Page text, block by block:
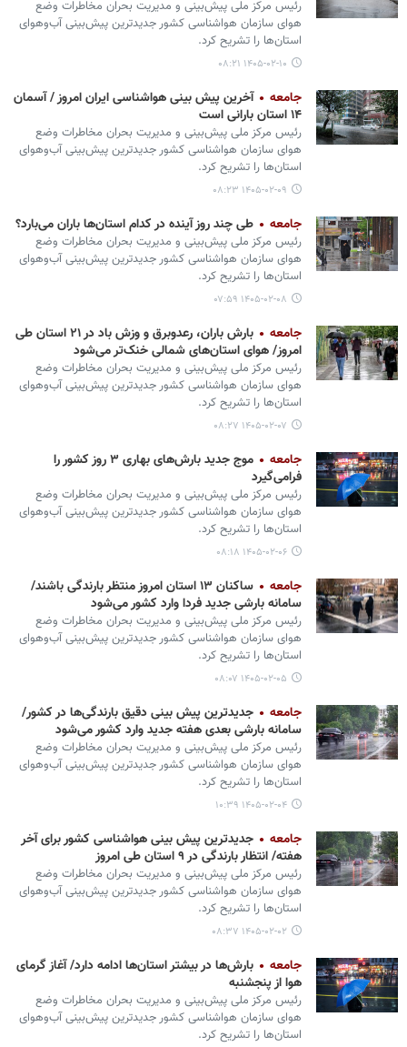
رئیس مرکز ملی پیش‌بینی و مدیریت بحران مخاطرات وضع
هوای سازمان هواشناسی کشور جدیدترین پیش‌بینی آب‌وهوای
استان‌ها را تشریح کرد.
۱۴۰۵-۰۲-۱۰ ۰۸:۲۱
جامعه
آخرین پیش بینی هواشناسی ایران امروز / آسمان
۱۴ استان بارانی است
رئیس مرکز ملی پیش‌بینی و مدیریت بحران مخاطرات وضع
هوای سازمان هواشناسی کشور جدیدترین پیش‌بینی آب‌وهوای
استان‌ها را تشریح کرد.
۱۴۰۵-۰۲-۰۹ ۰۸:۲۳
جامعه طی چند روز آینده در کدام استان‌ها باران می‌بارد؟
رئیس مرکز ملی پیش‌بینی و مدیریت بحران مخاطرات وضع
هوای سازمان هواشناسی کشور جدیدترین پیش‌بینی آب‌وهوای
استان‌ها را تشریح کرد.
۱۴۰۵-۰۲-۰۸ ۰۷:۵۹
جامعه
بارش باران، رعدوبرق و وزش باد در ۲۱ استان طی
امروز/ هوای استان‌های شمالی خنک‌تر می‌شود
رئیس مرکز ملی پیش‌بینی و مدیریت بحران مخاطرات وضع
هوای سازمان هواشناسی کشور جدیدترین پیش‌بینی آب‌وهوای
استان‌ها را تشریح کرد.
۱۴۰۵-۰۲-۰۷ ۰۸:۲۷
جامعه
موج جدید بارش‌های بهاری ۳ روز کشور را
فرامی‌گیرد
رئیس مرکز ملی پیش‌بینی و مدیریت بحران مخاطرات وضع
هوای سازمان هواشناسی کشور جدیدترین پیش‌بینی آب‌وهوای
استان‌ها را تشریح کرد.
۱۴۰۵-۰۲-۰۶ ۰۸:۱۸
جامعه
ساکنان ۱۳ استان امروز منتظر بارندگی باشند/
سامانه بارشی جدید فردا وارد کشور می‌شود
رئیس مرکز ملی پیش‌بینی و مدیریت بحران مخاطرات وضع
هوای سازمان هواشناسی کشور جدیدترین پیش‌بینی آب‌وهوای
استان‌ها را تشریح کرد.
۱۴۰۵-۰۲-۰۵ ۰۸:۰۷
جامعه
جدیدترین پیش بینی دقیق بارندگی‌ها در کشور/
سامانه بارشی بعدی هفته جدید وارد کشور می‌شود
رئیس مرکز ملی پیش‌بینی و مدیریت بحران مخاطرات وضع
هوای سازمان هواشناسی کشور جدیدترین پیش‌بینی آب‌وهوای
استان‌ها را تشریح کرد.
۱۴۰۵-۰۲-۰۴ ۱۰:۳۹
جامعه
جدیدترین پیش بینی هواشناسی کشور برای آخر
هفته/ انتظار بارندگی در ۹ استان طی امروز
رئیس مرکز ملی پیش‌بینی و مدیریت بحران مخاطرات وضع
هوای سازمان هواشناسی کشور جدیدترین پیش‌بینی آب‌وهوای
استان‌ها را تشریح کرد.
۱۴۰۵-۰۲-۰۲ ۰۸:۳۷
جامعه
بارش‌ها در بیشتر استان‌ها ادامه دارد/ آغاز گرمای
هوا از پنجشنبه
رئیس مرکز ملی پیش‌بینی و مدیریت بحران مخاطرات وضع
هوای سازمان هواشناسی کشور جدیدترین پیش‌بینی آب‌وهوای
استان‌ها را تشریح کرد.